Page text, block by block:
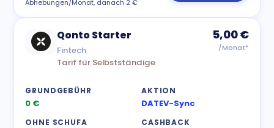
Abhebungen/Monat, danach 2 €
Qonto Starter
Fintech
Tarif für Selbstständige
5,00 €
/Monat*
GRUNDGEBÜHR
0 €
AKTION
DATEV-Sync
OHNE SCHUFA CASHBACK